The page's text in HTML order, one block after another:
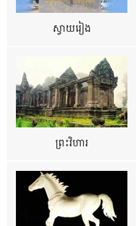
ស្វាយរៀង
ព្រះវិហារ